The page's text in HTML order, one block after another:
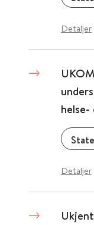
Detaljer
Detaljer